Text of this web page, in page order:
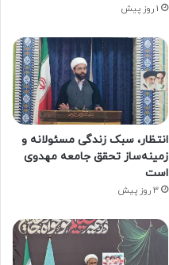
1 روز پیش
انتظار، سبک زندگی مسئولانه و
زمینه‌ساز تحقق جامعه مهدوی
است
3 روز پیش